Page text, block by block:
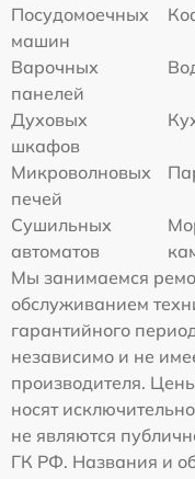
Посудомоечных
машин
Варочных
панелей
Духовых
шкафов
Микроволновых
печей
Сушильных
автоматов
Мы занимаемся
обслуживанием
гарантийного
независимо и не
производителя.
носят
не являются
ГК РФ. Названия и